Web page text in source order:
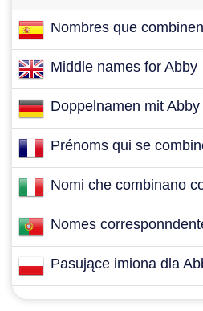
Nombres que
Middle names for Abby
Doppelnamen mit Abby
Prénoms qui se
Nomi che combinano
Nomes
Pasujące imiona dla